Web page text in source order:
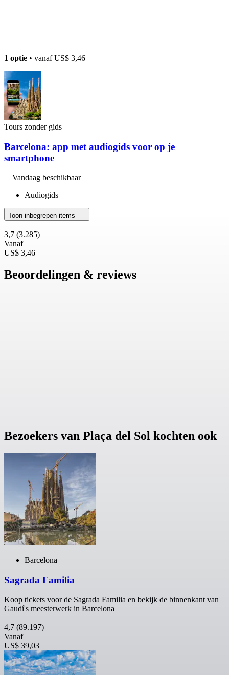
1 optie • vanafUS$ 3,46
Tours zonder gids
Barcelona: app met audiogids voor op je
smartphone
Vandaag beschikbaar
Audiogids
Toon inbegrepen items
3,7 (3.285)
Vanaf
US$ 3,46
Beoordelingen & reviews
Bezoekers van Plaça del Sol kochten ook
Barcelona
Sagrada Familia
Koop tickets voor de Sagrada Familia en bekijk de binnenkant van
Gaudí's meesterwerk in Barcelona
4,7 (89.197)
Vanaf
US$ 39,03